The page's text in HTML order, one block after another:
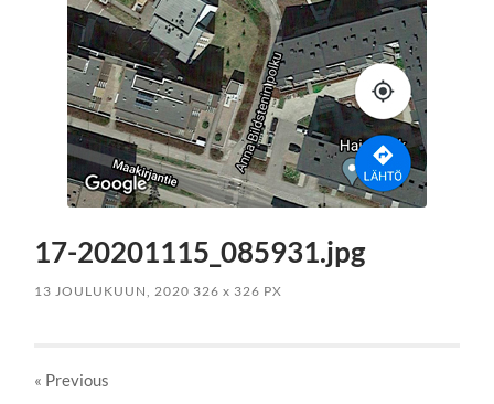
17-20201115_085931.jpg
13 JOULUKUUN, 2020 326x 326 PX
« Previous